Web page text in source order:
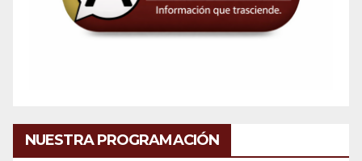
NUESTRA PROGRAMACIÓN